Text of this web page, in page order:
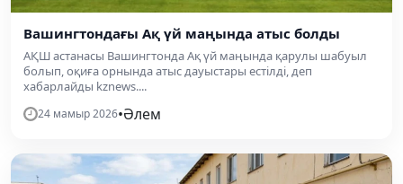
Вашингтондағы Ақ үй маңында атыс болды
АҚШ астанасы Вашингтонда Ақ үй маңында қарулы шабуыл
болып, оқиға орнында атыс дауыстары естілді, деп
хабарлайды kznews....
24 мамыр 2026•Әлем